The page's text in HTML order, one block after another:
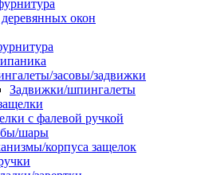
окон
засовы/задвижки
Задвижки/шпингалеты
с фалевой ручкой
шары
корпуса защелок